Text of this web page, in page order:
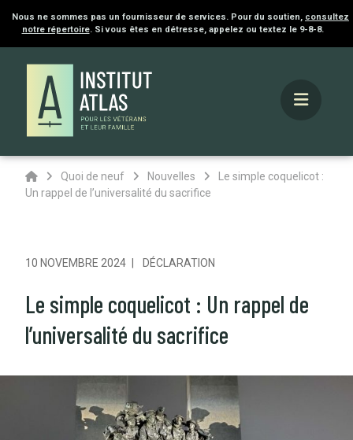
Nous ne sommes pas un fournisseur de services. Pour du soutien, consultez
notre répertoire. Si vous êtes en détresse, appelez ou textez le 9-8-8.
AccueilQuoi de neuf Nouvelles
Le simple coquelicot :
Un rappel de l’universalité du sacrifice
10 NOVEMBRE 2024 DÉCLARATION
Le simple coquelicot : Un rappel de
l’universalité du sacrifice